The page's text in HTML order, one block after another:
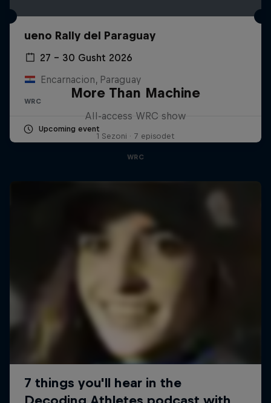
ueno Rally del Paraguay
27 – 30 Gusht 2026
Encarnacion, Paraguay
WRC
Upcoming event
More Than Machine
All-access WRC show
1 Sezoni · 7 episodet
WRC